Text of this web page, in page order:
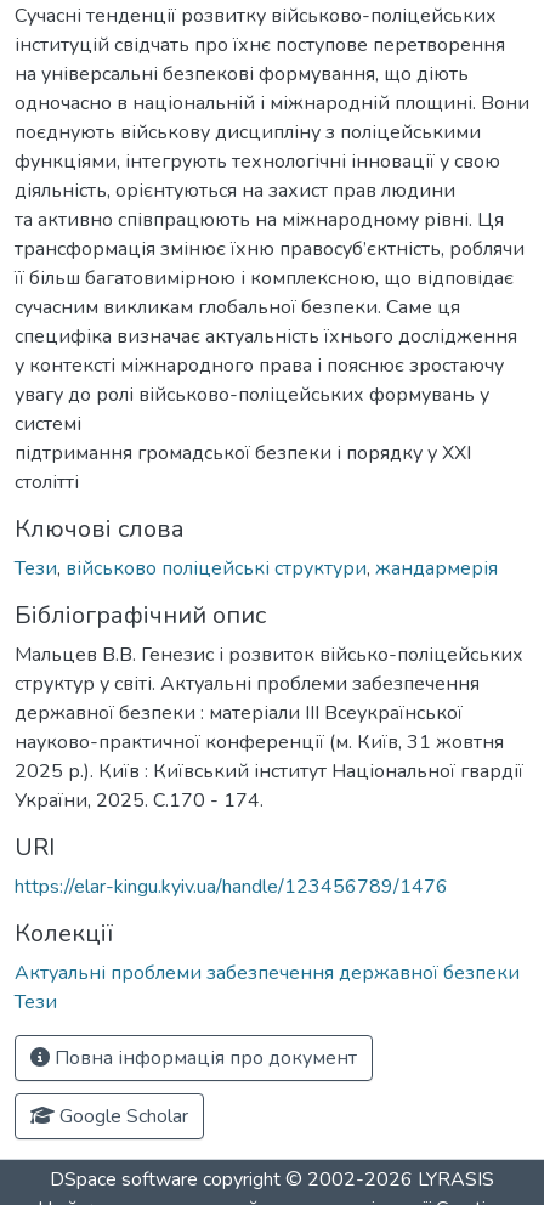
Сучасні тенденції розвитку військово-поліцейських
інституцій свідчать про їхнє поступове перетворення
на універсальні безпекові формування, що діють
одночасно в національній і міжнародній площині. Вони
поєднують військову дисципліну з поліцейськими
функціями, інтегрують технологічні інновації у свою
діяльність, орієнтуються на захист прав людини
та активно співпрацюють на міжнародному рівні. Ця
трансформація змінює їхню правосуб’єктність, роблячи
її більш багатовимірною і комплексною, що відповідає
сучасним викликам глобальної безпеки. Саме ця
специфіка визначає актуальність їхнього дослідження
у контексті міжнародного права і пояснює зростаючу
увагу до ролі військово-поліцейських формувань у
системі
підтримання громадської безпеки і порядку у XXI
столітті
Ключові слова
Тези, військово поліцейські структури, жандармерія
Бібліографічний опис
Мальцев В.В. Генезис і розвиток військо-поліцейських
структур у світі. Актуальні проблеми забезпечення
державної безпеки : матеріали ІІІ Всеукраїнської
науково-практичної конференції (м. Київ, 31 жовтня
2025 р.). Київ : Київський інститут Національної гвардії
України, 2025. С.170 - 174.
URI
https://elar-kingu.kyiv.ua/handle/123456789/1476
Колекції
Актуальні проблеми забезпечення державної безпеки
Тези
Повна інформація про документ
Google Scholar
DSpace software copyright © 2002-2026 LYRASIS